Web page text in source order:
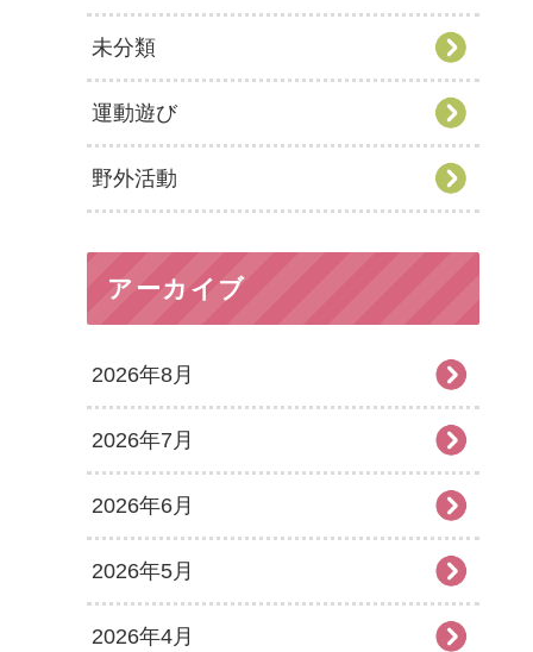
未分類
運動遊び
野外活動
アーカイブ
2026年8月
2026年7月
2026年6月
2026年5月
2026年4月